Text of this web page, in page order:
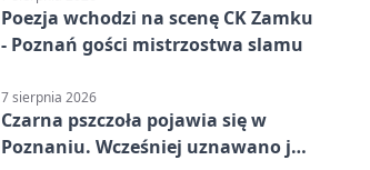
Poezja wchodzi na scenę CK Zamku
- Poznań gości mistrzostwa slamu
7 sierpnia 2026
Czarna pszczoła pojawia się w
Poznaniu. Wcześniej uznawano ją